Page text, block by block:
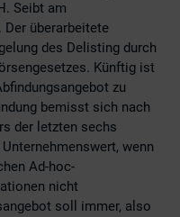
Seibt am
Der überarbeitete
des Delisting durch
Künftig ist
zu
bemisst sich nach
der letzten sechs
wenn
Ad-hoc-
nicht
soll immer, also